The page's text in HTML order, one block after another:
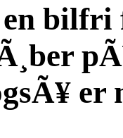
bilfri